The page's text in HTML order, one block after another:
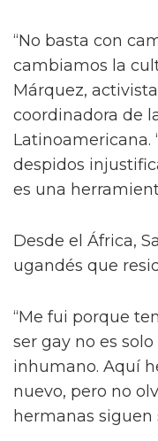
“No basta con
cambiamos la
Márquez,
coordinadora de
Latinoamericana.
despidos
es una
Desde el África,
ugandés que
“Me fui porque
ser gay no es
inhumano. Aquí
nuevo, pero no
hermanas siguen